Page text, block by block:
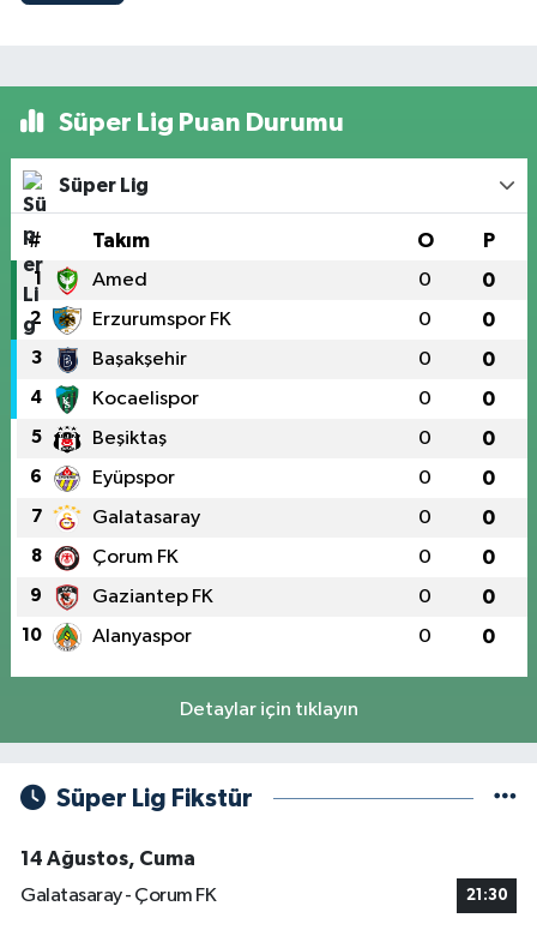
Süper Lig Puan Durumu
Süper Lig
# Takım O P
1 Amed 0 0
2 Erzurumspor FK 0 0
3 Başakşehir 0 0
4 Kocaelispor 0 0
5 Beşiktaş 0 0
6 Eyüpspor 0 0
7 Galatasaray 0 0
8 Çorum FK 0 0
9 Gaziantep FK 0 0
10 Alanyaspor 0 0
Detaylar için tıklayın
Süper Lig Fikstür
14 Ağustos, Cuma
Galatasaray - Çorum FK
21:30